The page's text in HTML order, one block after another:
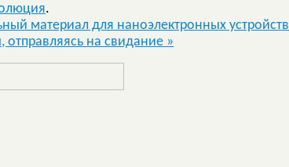
.
материал для наноэлектронных устройств
отправляясь на свидание »